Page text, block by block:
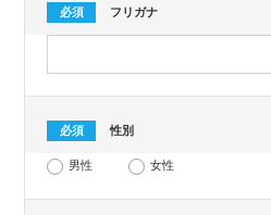
必須 フリガナ
必須 性別
男性 女性